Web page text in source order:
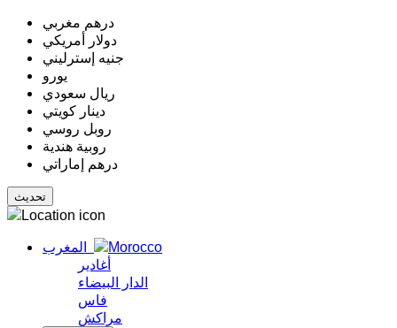
درهم مغربي
دولار أمريكي
جنيه إسترليني
يورو
ريال سعودي
دينار كويتي
روبل روسي
روبية هندية
درهم إماراتي
المغرب
أغادير
الدار البيضاء
فاس
مراكش